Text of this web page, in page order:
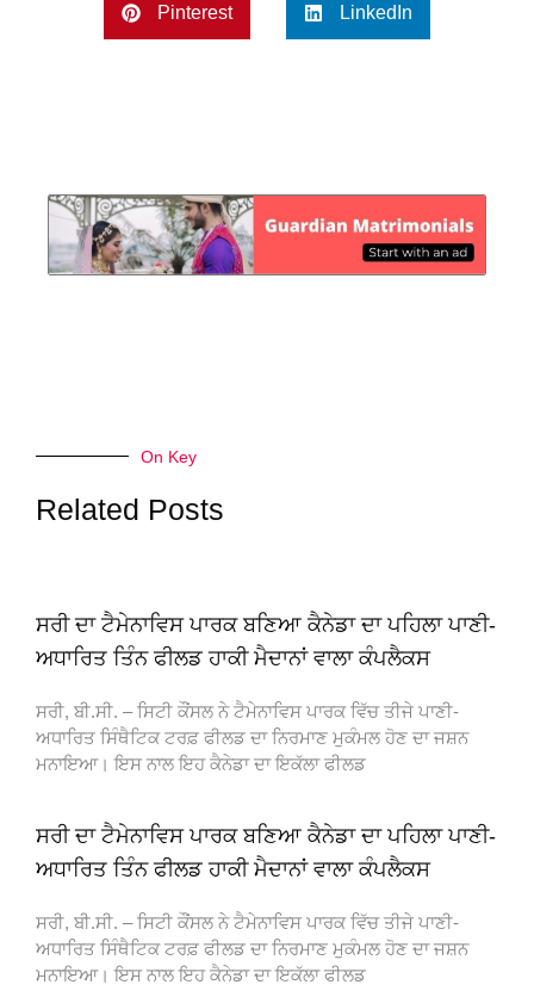
Pinterest LinkedIn
On Key
Related Posts
ਸਰੀ ਦਾ ਟੈਮੇਨਾਵਿਸ ਪਾਰਕ ਬਣਿਆ ਕੈਨੇਡਾ ਦਾ ਪਹਿਲਾ ਪਾਣੀ-
ਅਧਾਰਿਤ ਤਿੰਨ ਫੀਲਡ ਹਾਕੀ ਮੈਦਾਨਾਂ ਵਾਲਾ ਕੰਪਲੈਕਸ
ਸਰੀ, ਬੀ.ਸੀ. – ਸਿਟੀ ਕੌਂਸਲ ਨੇ ਟੈਮੇਨਾਵਿਸ ਪਾਰਕ ਵਿੱਚ ਤੀਜੇ ਪਾਣੀ-
ਅਧਾਰਿਤ ਸਿੰਥੈਟਿਕ ਟਰਫ਼ ਫੀਲਡ ਦਾ ਨਿਰਮਾਣ ਮੁਕੰਮਲ ਹੋਣ ਦਾ ਜਸ਼ਨ
ਮਨਾਇਆ। ਇਸ ਨਾਲ ਇਹ ਕੈਨੇਡਾ ਦਾ ਇਕੱਲਾ ਫੀਲਡ
ਸਰੀ ਦਾ ਟੈਮੇਨਾਵਿਸ ਪਾਰਕ ਬਣਿਆ ਕੈਨੇਡਾ ਦਾ ਪਹਿਲਾ ਪਾਣੀ-
ਅਧਾਰਿਤ ਤਿੰਨ ਫੀਲਡ ਹਾਕੀ ਮੈਦਾਨਾਂ ਵਾਲਾ ਕੰਪਲੈਕਸ
ਸਰੀ, ਬੀ.ਸੀ. – ਸਿਟੀ ਕੌਂਸਲ ਨੇ ਟੈਮੇਨਾਵਿਸ ਪਾਰਕ ਵਿੱਚ ਤੀਜੇ ਪਾਣੀ-
ਅਧਾਰਿਤ ਸਿੰਥੈਟਿਕ ਟਰਫ਼ ਫੀਲਡ ਦਾ ਨਿਰਮਾਣ ਮੁਕੰਮਲ ਹੋਣ ਦਾ ਜਸ਼ਨ
ਮਨਾਇਆ। ਇਸ ਨਾਲ ਇਹ ਕੈਨੇਡਾ ਦਾ ਇਕੱਲਾ ਫੀਲਡ